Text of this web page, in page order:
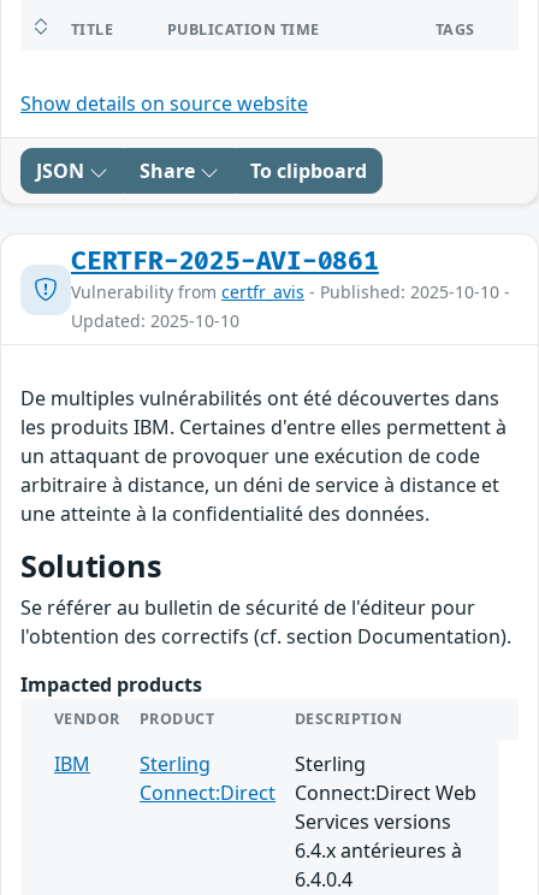
TITLE PUBLICATION TIME TAGS
Show details on source website
JSON Share To clipboard
CERTFR-2025-AVI-0861
Vulnerability from certfr_avis - Published: 2025-10-10 -
Updated: 2025-10-10
De multiples vulnérabilités ont été découvertes dans
les produits IBM. Certaines d'entre elles permettent à
un attaquant de provoquer une exécution de code
arbitraire à distance, un déni de service à distance et
une atteinte à la confidentialité des données.
Solutions
Se référer au bulletin de sécurité de l'éditeur pour
l'obtention des correctifs (cf. section Documentation).
Impacted products
VENDOR PRODUCT DESCRIPTION
IBM
Sterling
Connect:Direct
Sterling
Connect:Direct Web
Services versions
6.4.x antérieures à
6.4.0.4